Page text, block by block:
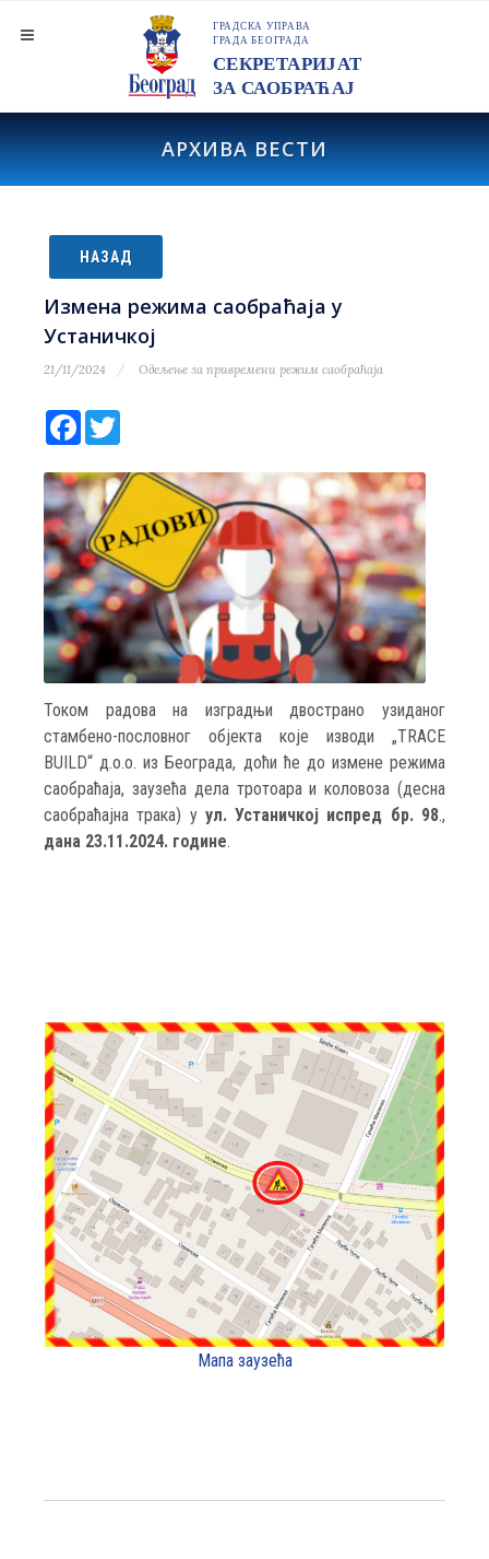
АРХИВА ВЕСТИ
НАЗАД
Измена режима саобраћаја у
Устаничкој
21/11/2024 Одељење за привремени режим саобраћаја
Facebook
Током радова на изградњи двострано узиданог
стамбено-пословног објекта које изводи „TRACE
BUILD“ д.о.о. из Београда, доћи ће до измене режима
саобраћаја, заузећа дела тротоара и коловоза (десна
саобраћајна трака) у ул. Устаничкој испред бр. 98.,
дана 23.11.2024. године.
Мапа заузећа